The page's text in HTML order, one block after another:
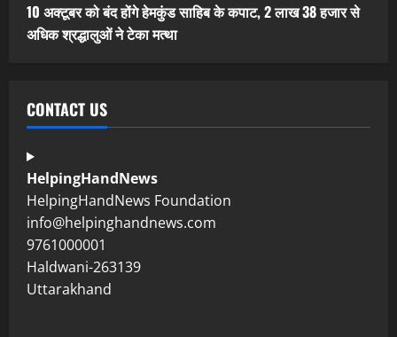
10 अक्टूबर को बंद होंगे हेमकुंड साहिब के कपाट, 2 लाख 38 हजार से
अधिक श्रद्धालुओं ने टेका मत्था
CONTACT US
HelpingHandNews
HelpingHandNews Foundation
info@helpinghandnews.com
9761000001
Haldwani-263139
Uttarakhand